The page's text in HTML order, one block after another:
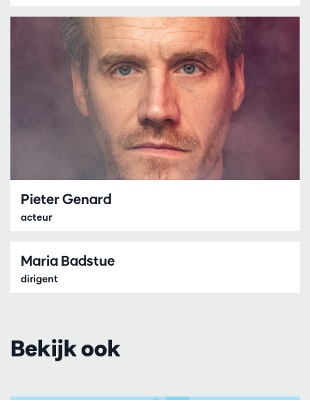
Pieter Genard
acteur
Maria Badstue
dirigent
Bekijk ook